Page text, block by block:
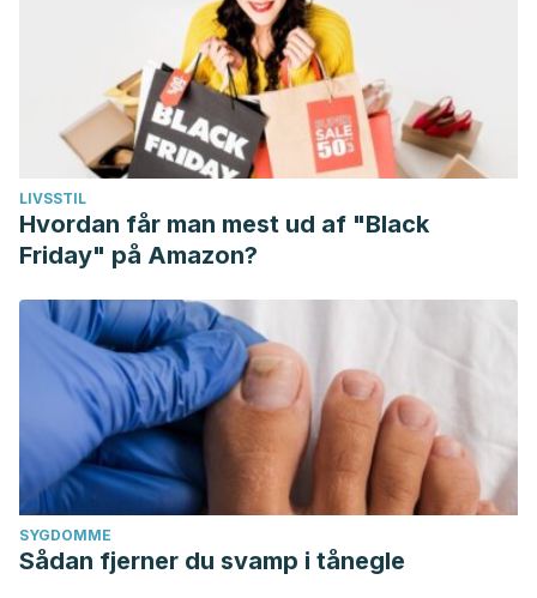
LIVSSTIL
Hvordan får man mest ud af "Black
Friday" på Amazon?
SYGDOMME
Sådan fjerner du svamp i tånegle